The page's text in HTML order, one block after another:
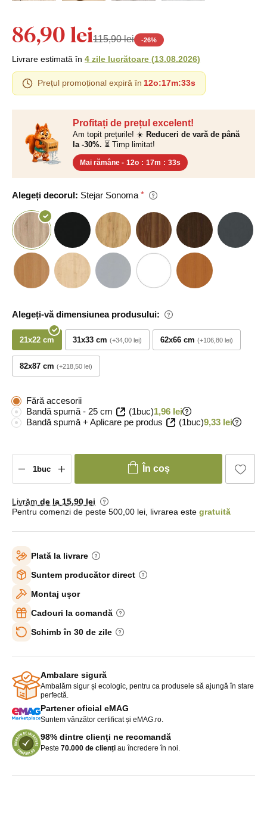
Profitați de prețul excelent!
Am topit prețurile! ☀️ Reduceri de vară de până
la -30%. ⏳ Timp limitat!
Mai rămâne - 12o : 17m : 32s
Alegeți decorul: Stejar Sonoma
Alegeți-vă dimensiunea produsului:
21x22 cm 31x33 cm +34,00 lei 62x66 cm +106,80 lei
82x87 cm +218,50 lei
86,90 lei115,90 lei -26%
Livrare estimată în 4 zile lucrătoare (13.08.2026)
Prețul promoțional expiră în 12o:17m:32s
Fără accesorii
Bandă spumă - 25 cm
(1buc)1,96 lei
Bandă spumă + Aplicare pe produs
(1buc)9,33 lei
În coș
Livrăm de la 15,90 lei
Pentru comenzi de peste 500,00 lei, livrarea este gratuită
Plată la livrare
Suntem producător direct
Montaj ușor
Cadouri la comandă
Schimb în 30 de zile
Ambalare sigură
Ambalăm sigur și ecologic, pentru ca produsele să ajungă în stare
perfectă.
Partener oficial eMAG
Suntem vânzător certificat și eMAG.ro.
98% dintre clienți ne recomandă
Peste 70.000 de clienți au încredere în noi.